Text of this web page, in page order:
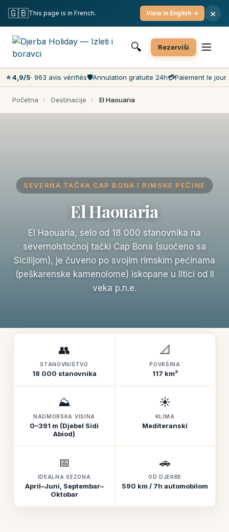
Besplatna otkazivanja
Plaćanje dana rezervacije
Najniže cene na tržištu
Korisničku podrška 7 dana u nedelji
🔍 Rezerviši
⭐ 4,9/5· 963 avis vérifiés🛡️Annulation gratuite 24h💳Paiement le jour
Početna › Destinacije › El Haouaria
SEVERNA TAČKA CAP BONA I RIMSKE PEĆINE
El Haouaria
El Haouaria, selo od 18 000 stanovnika na
severnoistočnoj tački Cap Bona (suočeno sa
Sicilijom), je čuveno po svojim rimskim pećinama
(peškarenske kamenolome) iskopane u litici od II
veka p.n.e.
👥
STANOVNIŠTVO
18 000 stanovnika
📐
POVRŠINA
117 km²
⛰️
NADMORSKA VISINA
0–391 m (Djebel Sidi
Abiod)
☀️
KLIMA
Mediteranski
📅
IDEALNA SEZONA
April–Juni, Septembar–
Oktobar
🚗
OD DJERBE
590 km / 7h automobilom
🇬🇧This page is in French. View in English → ×